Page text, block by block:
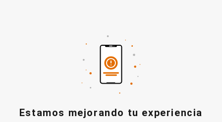
Estamos mejorando tu experiencia